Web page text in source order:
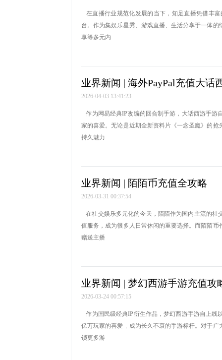
在直播行业规范化发展的当下，知足直播凭借丰
台。作为集娱乐星秀、游戏直播、生活分享于一体
享等多元内
业界新闻 | 海外PayPal充值大话
2026-04-03 13:41:23
作为网易经典IP改编的回合制手游，大话西游手游
家的喜爱。无论是近期全新资料片《一念圣魔》的
持久魅力
业界新闻 | 陌陌币充值全攻略
2026-03-31 00:37:54
在社交娱乐多元化的今天，陌陌作为国内主流的社
值服务，成为很多人日常休闲的重要选择。而陌陌
赠送主播
业界新闻 | 梦幻西游手游充值攻
2026-03-24 00:57:15
作为国民级经典IP衍生作品，梦幻西游手游自上线
亿万玩家的喜爱，成为长久不衰的手游标杆。对于
锁更多游